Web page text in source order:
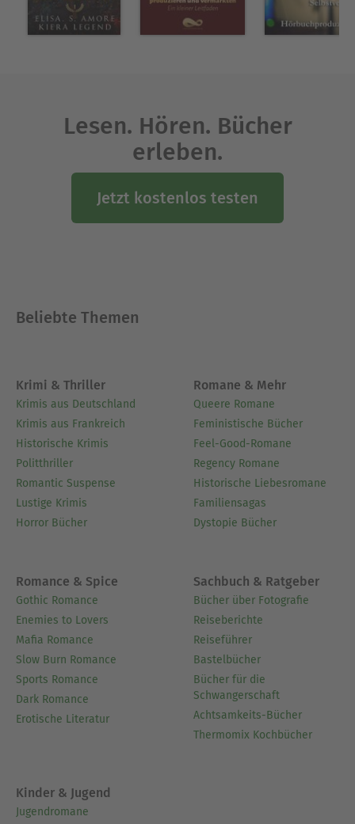
Lesen. Hören. Bücher
erleben.
Jetzt kostenlos testen
Beliebte Themen
Krimi & Thriller
Krimis aus Deutschland
Krimis aus Frankreich
Historische Krimis
Politthriller
Romantic Suspense
Lustige Krimis
Horror Bücher
Romane & Mehr
Queere Romane
Feministische Bücher
Feel-Good-Romane
Regency Romane
Historische Liebesromane
Familiensagas
Dystopie Bücher
Romance & Spice
Gothic Romance
Enemies to Lovers
Mafia Romance
Slow Burn Romance
Sports Romance
Dark Romance
Erotische Literatur
Sachbuch & Ratgeber
Bücher über Fotografie
Reiseberichte
Reiseführer
Bastelbücher
Bücher für die
Schwangerschaft
Achtsamkeits-Bücher
Thermomix Kochbücher
Kinder & Jugend
Jugendromane